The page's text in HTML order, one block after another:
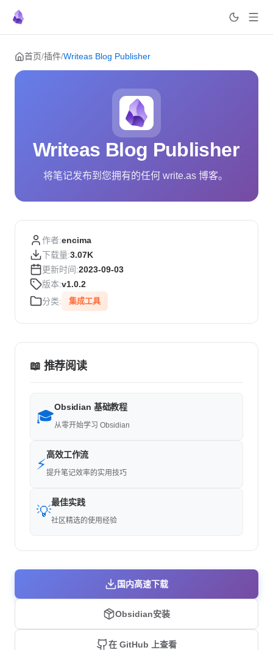
Skip to content
首页/插件/Writeas Blog Publisher
Writeas Blog Publisher
将笔记发布到您拥有的任何 write.as 博客。
作者:encima
下载量:3.07K
更新时间:2023-09-03
版本:v1.0.2
分类:
集成工具
📖 推荐阅读
🎓
Obsidian 基础教程
从零开始学习 Obsidian
⚡
高效工作流
提升笔记效率的实用技巧
💡
最佳实践
社区精选的使用经验
国内高速下载
Obsidian安装
在 GitHub 上查看